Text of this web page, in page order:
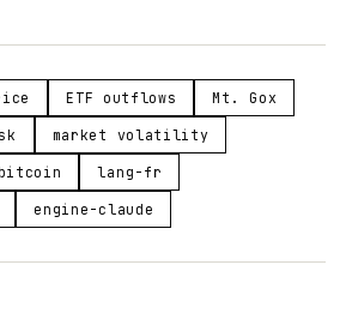
ETF outflows Mt. Gox
market volatility
lang-fr
engine-claude